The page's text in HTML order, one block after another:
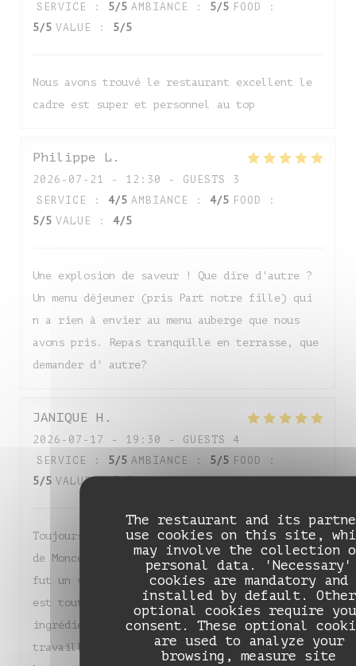
The restaurant and its
use cookies on this site,
may involve the collection
personal data. 'Necessary'
cookies are mandatory and
installed by default. Other
optional cookies require
consent. These optional
are used to analyze your
browsing, measure site
SERVICE
: 5/5 AMBIANCE : 5/5 FOOD
:
5/5 VALUE : 5/5
Nous avons trouvé le restaurant excellent le
cadre est super et personnel au top
Philippe L
2026-07-21
- 12:30 - GUESTS 3
SERVICE
: 4/5 AMBIANCE : 4/5 FOOD
:
5/5 VALUE : 4/5
Une explosion de saveur ! Que dire d'autre ?
Un menu déjeuner (pris Part notre fille) qui
n a rien à envier au menu auberge que nous
avons pris. Repas tranquille en terrasse, que
demander d' autre?
JANIQUE H
2026-07-17
- 19:30 - GUESTS 4
SERVICE
: 5/5 AMBIANCE : 5/5 FOOD
:
5/5 VALUE:
Toujours enchantée de ma soirée à l’Auberge
de Monceaux ! Du début à la fin du repas, ce
fut un véritable régal. La qualité des mets
est tout simplement irréprochable : les
ingrédients locaux et de saison sont
travaillés avec une finesse remarquable, et